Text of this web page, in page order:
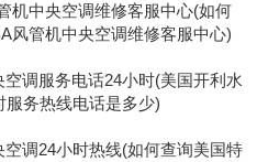
机中央空调维修客服中心(如何
风管机中央空调维修客服中心)
调服务电话24小时(美国开利水
服务热线电话是多少)
空调24小时热线(如何查询美国特